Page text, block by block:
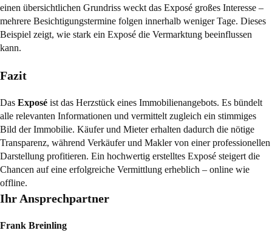
einen übersichtlichen Grundriss weckt das Exposé großes Interesse –
mehrere Besichtigungstermine folgen innerhalb weniger Tage. Dieses
Beispiel zeigt, wie stark ein Exposé die Vermarktung beeinflussen
kann.
Fazit
Das Exposé ist das Herzstück eines Immobilienangebots. Es bündelt
alle relevanten Informationen und vermittelt zugleich ein stimmiges
Bild der Immobilie. Käufer und Mieter erhalten dadurch die nötige
Transparenz, während Verkäufer und Makler von einer professionellen
Darstellung profitieren. Ein hochwertig erstelltes Exposé steigert die
Chancen auf eine erfolgreiche Vermittlung erheblich – online wie
offline.
Ihr Ansprechpartner
Frank Breinling